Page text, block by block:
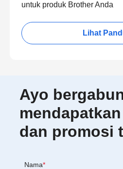
untuk produk Brother Anda
Lihat
Ayo
dan promosi
Nama*